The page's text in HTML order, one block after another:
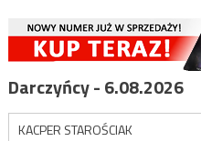
Darczyńcy - 6.08.2026
KACPER STAROŚCIAK